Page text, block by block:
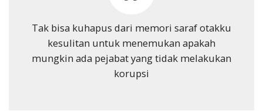
Tak bisa kuhapus dari memori saraf otakku
kesulitan untuk menemukan apakah
mungkin ada pejabat yang tidak melakukan
korupsi